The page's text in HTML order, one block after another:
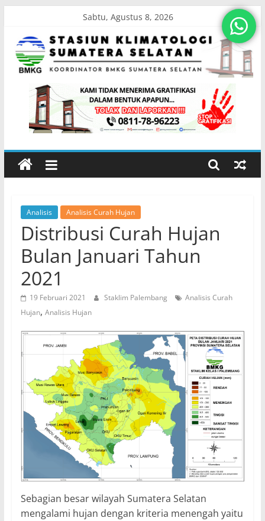
content
Sabtu, Agustus 8, 2026
Stasiun
Klimatologi
Sumatera
Koordinator
BMKG
Sumatera
Selatan
Analisis Analisis Curah Hujan
Distribusi Curah Hujan
Bulan Januari Tahun
2021
19 Februari 2021 Staklim Palembang
Analisis Curah
Hujan, Analisis Hujan
Sebagian besar wilayah Sumatera Selatan
mengalami hujan dengan kriteria menengah yaitu